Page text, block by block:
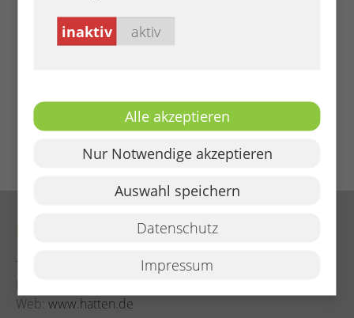
Links
Weitere Termine im Landkreis Oldenburg
Tel. (04482) 922 - 0
Web: www.hatten.de
inaktiv aktiv
Alle akzeptieren
Nur Notwendige akzeptieren
Auswahl speichern
Datenschutz
Impressum